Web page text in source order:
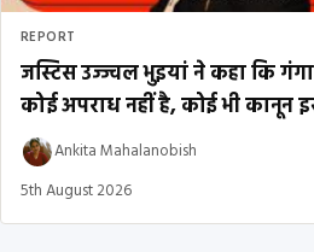
REPORT
जस्टिस उज्ज्वल भुइयां ने कहा कि
कोई अपराध नहीं है, कोई भी कानून
Ankita Mahalanobish
5th August 2026